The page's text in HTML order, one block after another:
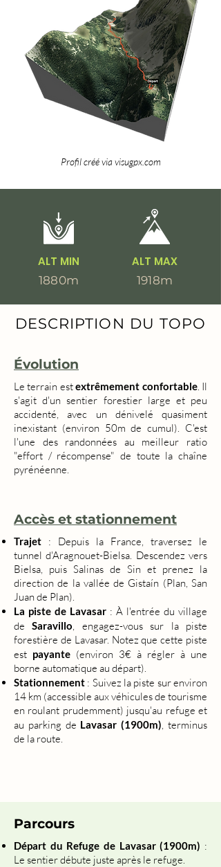
Profil créé via visugpx.com
ALT MIN
1880m
ALT MAX
1918m
DESCRIPTION DU TOPO
Évolution
Le terrain estextrêmement confortable. Il
s'agit d'un sentier forestier large et peu
accidenté, avec un dénivelé quasiment
inexistant (environ 50m de cumul). C'est
l'une des randonnées au meilleur ratio
"effort / récompense" de toute la chaîne
pyrénéenne.
Accès et stationnement
Trajet : Depuis la France, traversez le
tunnel d'Aragnouet-Bielsa. Descendez vers
Bielsa, puis Salinas de Sin et prenez la
direction de la vallée de Gistaín (Plan, San
Juan de Plan).
La piste de Lavasar : À l'entrée du village
deSaravillo, engagez-vous sur la piste
forestière de Lavasar. Notez que cette piste
est payante (environ 3€ à régler à une
borne automatique au départ).
Stationnement : Suivez la piste sur environ
14 km (accessible aux véhicules de tourisme
en roulant prudemment) jusqu'au refuge et
au parking de Lavasar (1900m), terminus
de la route.
Parcours
Départ du Refuge de Lavasar (1900m) :
Le sentier débute juste après le refuge.